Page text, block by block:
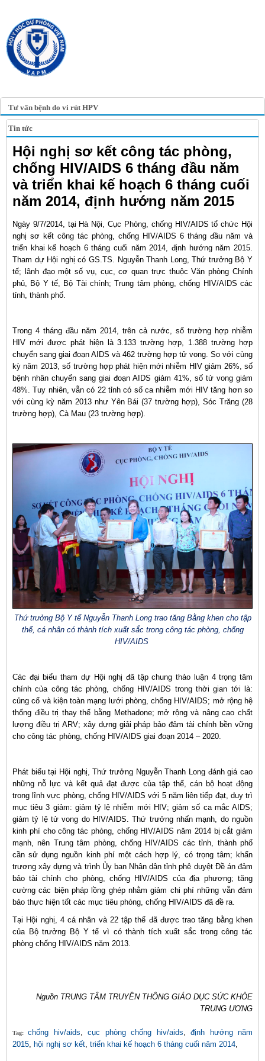
Tư vấn bệnh do vi rút HPV
Tin tức
Hội nghị sơ kết công tác phòng,
chống HIV/AIDS 6 tháng đầu năm
và triển khai kế hoạch 6 tháng cuối
năm 2014, định hướng năm 2015
Ngày 9/7/2014, tại Hà Nội, Cục Phòng, chống HIV/AIDS tổ chức Hội
nghị sơ kết công tác phòng, chống HIV/AIDS 6 tháng đầu năm và
triển khai kế hoạch 6 tháng cuối năm 2014, định hướng năm 2015.
Tham dự Hội nghị có GS.TS. Nguyễn Thanh Long, Thứ trưởng Bộ Y
tế; lãnh đạo một số vụ, cục, cơ quan trực thuộc Văn phòng Chính
phủ, Bộ Y tế, Bộ Tài chính; Trung tâm phòng, chống HIV/AIDS các
tỉnh, thành phố.
Trong 4 tháng đầu năm 2014, trên cả nước, số trường hợp nhiễm
HIV mới được phát hiện là 3.133 trường hợp, 1.388 trường hợp
chuyển sang giai đoạn AIDS và 462 trường hợp tử vong. So với cùng
kỳ năm 2013, số trường hợp phát hiện mới nhiễm HIV giảm 26%, số
bệnh nhân chuyển sang giai đoạn AIDS giảm 41%, số tử vong giảm
48%. Tuy nhiên, vẫn có 22 tỉnh có số ca nhiễm mới HIV tăng hơn so
với cùng kỳ năm 2013 như Yên Bái (37 trường hợp), Sóc Trăng (28
trường hợp), Cà Mau (23 trường hợp).
Thứ trưởng Bộ Y tế Nguyễn Thanh Long trao tăng Bằng khen cho tập
thể, cá nhân có thành tích xuất sắc trong công tác phòng, chống
HIV/AIDS
Các đại biểu tham dự Hội nghị đã tập chung thảo luận 4 trọng tâm
chính của công tác phòng, chống HIV/AIDS trong thời gian tới là:
củng cố và kiện toàn mạng lưới phòng, chống HIV/AIDS; mở rộng hệ
thống điều trị thay thế bằng Methadone; mở rộng và nâng cao chất
lượng điều trị ARV; xây dựng giải pháp bảo đảm tài chính bền vững
cho công tác phòng, chống HIV/AIDS giai đoạn 2014 – 2020.
Phát biểu tại Hội nghị, Thứ trưởng Nguyễn Thanh Long đánh giá cao
những nỗ lực và kết quả đạt được của tập thể, cán bộ hoạt động
trong lĩnh vực phòng, chống HIV/AIDS với 5 năm liên tiếp đạt, duy trì
mục tiêu 3 giảm: giảm tỷ lệ nhiễm mới HIV; giảm số ca mắc AIDS;
giảm tỷ lệ tử vong do HIV/AIDS. Thứ trưởng nhấn mạnh, do nguồn
kinh phí cho công tác phòng, chống HIV/AIDS năm 2014 bị cắt giảm
mạnh, nên Trung tâm phòng, chống HIV/AIDS các tỉnh, thành phố
cần sử dụng nguồn kinh phí một cách hợp lý, có trọng tâm; khẩn
trương xây dựng và trình Ủy ban Nhân dân tỉnh phê duyệt Đề án đảm
bảo tài chính cho phòng, chống HIV/AIDS của địa phương; tăng
cường các biện pháp lồng ghép nhằm giảm chi phí những vẫn đảm
bảo thực hiện tốt các mục tiêu phòng, chống HIV/AIDS đã đề ra.
Tại Hội nghị, 4 cá nhân và 22 tập thể đã được trao tăng bằng khen
của Bộ trưởng Bộ Y tế vì có thành tích xuất sắc trong công tác
phòng chống HIV/AIDS năm 2013.
Nguồn TRUNG TÂM TRUYỀN THÔNG GIÁO DỤC SỨC KHỎE
TRUNG ƯƠNG
Tag:chống hiv/aids,cục phòng chống hiv/aids,định hướng năm
2015, hội nghị sơ kết, triển khai kế hoạch 6 tháng cuối năm 2014,